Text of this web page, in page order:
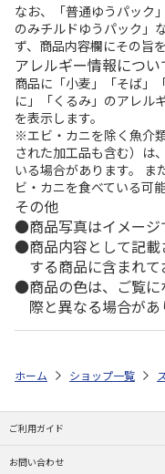
なお、「普通ゆうパック
のみチルドゆうパック」
ず、商品内容欄にその旨
アレルギー情報につい
商品に「小麦」「そば」
に」「くるみ」のアレル
を表示します。
※エビ・カニを除く魚介
された加工品も含む）は
いる場合があります。 ま
ビ・カニを食べている可
その他
商品写真はイメージ
商品内容として記
する商品に含まれて
商品の色は、ご覧
際と異なる場合があ
ホーム ショップ一覧
ご利用ガイド
お問い合わせ